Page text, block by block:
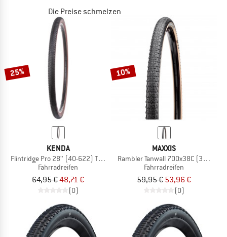
Die Preise schmelzen
JETZT BIS ZU 50% RABATT
ZUM SOMMER SALE
25%
KENDA
Flintridge Pro 28'' (40-622) TLR GCT Faltbar
Fahrradreifen
64,95 €48,71 €
(0)
10%
MAXXIS
Rambler Tanwall 700x38C (38-622)
Fahrradreifen
59,95 € 53,96 €
(0)